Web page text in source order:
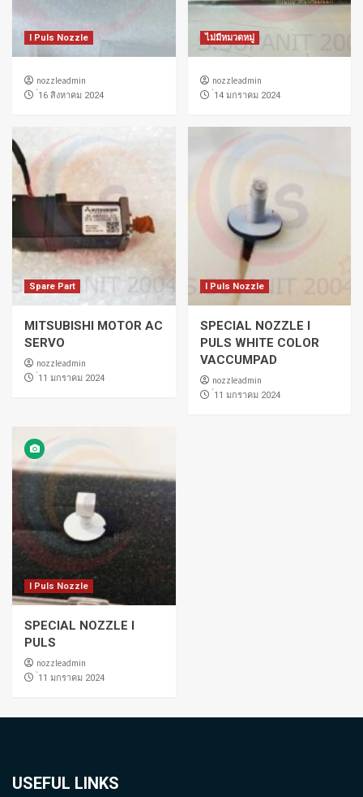
I Puls Nozzle
nozzleadmin
่16 สิงหาคม 2024
ไม่มีหมวดหมู่
nozzleadmin
่14 มกราคม 2024
Spare Part
MITSUBISHI MOTOR AC
SERVO
nozzleadmin
่11 มกราคม 2024
I Puls Nozzle
SPECIAL NOZZLE I
PULS WHITE COLOR
VACCUMPAD
nozzleadmin
่11 มกราคม 2024
I Puls Nozzle
SPECIAL NOZZLE I
PULS
nozzleadmin
่11 มกราคม 2024
USEFUL LINKS